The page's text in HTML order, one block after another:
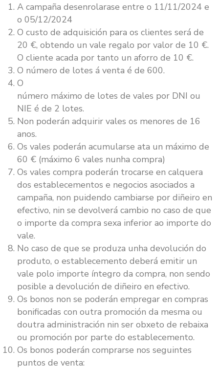
A campaña desenrolarase entre o 11/11/2024 e
o 05/12/2024
O custo de adquisición para os clientes será de
20 €, obtendo un vale regalo por valor de 10 €.
O cliente acada por tanto un aforro de 10 €.
O número de lotes á venta é de 600.
O
número máximo de lotes de vales por DNI ou
NIE é de 2 lotes.
Non poderán adquirir vales os menores de 16
anos.
Os vales poderán acumularse ata un máximo de
60 € (máximo 6 vales nunha compra)
Os vales compra poderán trocarse en calquera
dos establecementos e negocios asociados a
campaña, non puidendo cambiarse por diñeiro en
efectivo, nin se devolverá cambio no caso de que
o importe da compra sexa inferior ao importe do
vale.
No caso de que se produza unha devolución do
produto, o establecemento deberá emitir un
vale polo importe íntegro da compra, non sendo
posible a devolución de diñeiro en efectivo.
Os bonos non se poderán empregar en compras
bonificadas con outra promoción da mesma ou
doutra administración nin ser obxeto de rebaixa
ou promoción por parte do establecemento.
Os bonos poderán comprarse nos seguintes
puntos de venta: